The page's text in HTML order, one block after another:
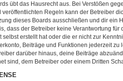
übt das Hausrecht aus. Bei Verstößen
veröffentlichten Regeln kann der Betreiber
dieses Boards ausschließen und dir ein
dass der Betreiber keine Verantwortung für
selbst erstellt hat oder die er nicht zur
Beiträge und Funktionen jederzeit zu
darüber hinaus, deine Beiträge
sind, dem Betreiber oder einem Dritten